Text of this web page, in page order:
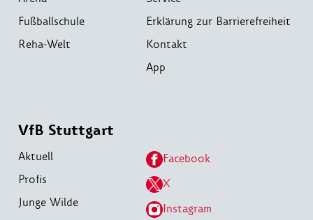
Fußballschule
Reha-Welt
Erklärung zur Barrierefreiheit
Kontakt
App
VfB Stuttgart
Aktuell
Profis
Junge Wilde
Facebook
X
Instagram